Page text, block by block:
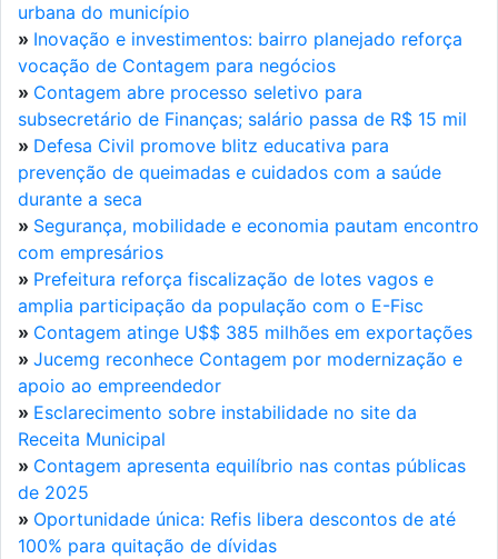
urbana do município
» Inovação e investimentos: bairro planejado reforça
vocação de Contagem para negócios
» Contagem abre processo seletivo para
subsecretário de Finanças; salário passa de R$ 15 mil
» Defesa Civil promove blitz educativa para
prevenção de queimadas e cuidados com a saúde
durante a seca
» Segurança, mobilidade e economia pautam encontro
com empresários
» Prefeitura reforça fiscalização de lotes vagos e
amplia participação da população com o E-Fisc
» Contagem atinge U$$ 385 milhões em exportações
» Jucemg reconhece Contagem por modernização e
apoio ao empreendedor
» Esclarecimento sobre instabilidade no site da
Receita Municipal
» Contagem apresenta equilíbrio nas contas públicas
de 2025
» Oportunidade única: Refis libera descontos de até
100% para quitação de dívidas